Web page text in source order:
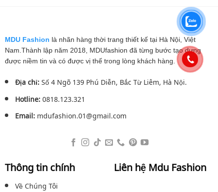
820.000₫. là:
MDU Fashion là nhãn hàng thời trang thiết kế tại Hà Nội, Việt
Nam.Thành lập năm 2018, MDUfashion đã từng bước tạo dựng
được niềm tin và có được vị thế trong lòng khách hàng.
Địa chỉ:Số 4 Ngõ 139 Phú Diễn, Bắc Từ Liêm, Hà Nội.
Hotline:0818.123.321
Email:mdufashion.01@gmail.com
Thông tin chính
Về Chúng Tôi
Liên hệ Mdu Fashion